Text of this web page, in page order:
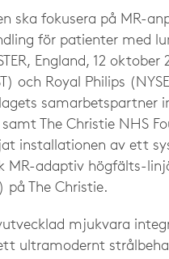
ska fokusera på MR-
för patienter med
England, 12 oktober
och Royal Philips
samarbetspartner
The Christie NHS
installationen av ett
MR-adaptiv högfälts-
på The Christie.
mjukvara
ultramodernt